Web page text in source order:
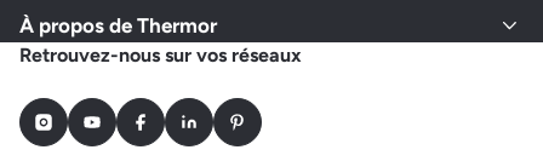
À propos de Thermor
Retrouvez-nous sur vos réseaux
InstagramYoutubeFacebookLinkedInPinterest